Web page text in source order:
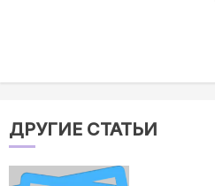
ДРУГИЕ СТАТЬИ